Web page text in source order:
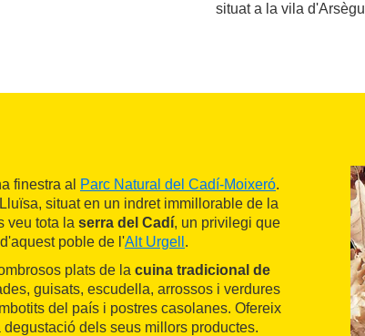
situat a la vila
finestra al Parc Natural del Cadí-Moixeró.
situat en un indret immillorable de la
veu tota la serra del Cadí, un privilegi que
poble de l'Alt Urgell .
plats de la cuina tradicional de
guisats, escudella, arrossos i verdures
del país i postres casolanes. Ofereix
dels seus millors productes.